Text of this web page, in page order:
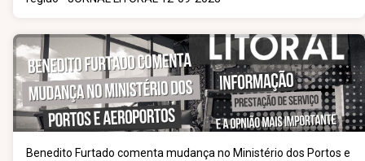
Benedito Furtado comenta mudança no Ministério dos Portos e